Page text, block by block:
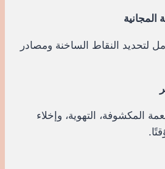
المجانية
لتحديد النقاط الساخنة ومصادر
المكشوفة، التهوية، وإخلاء